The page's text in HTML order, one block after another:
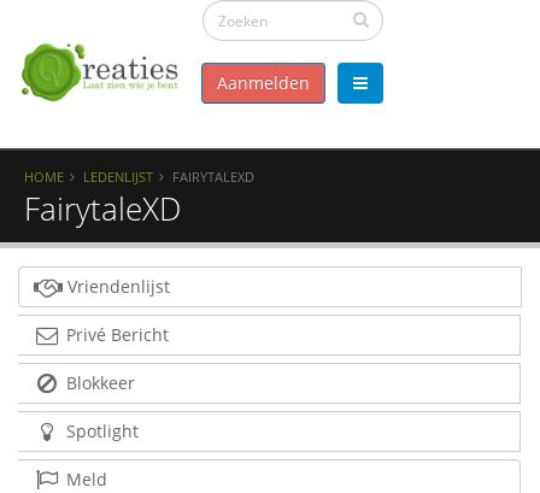
Aanmelden
HOME LEDENLIJST FAIRYTALEXD
FairytaleXD
Vriendenlijst
Privé Bericht
Blokkeer
Spotlight
Meld